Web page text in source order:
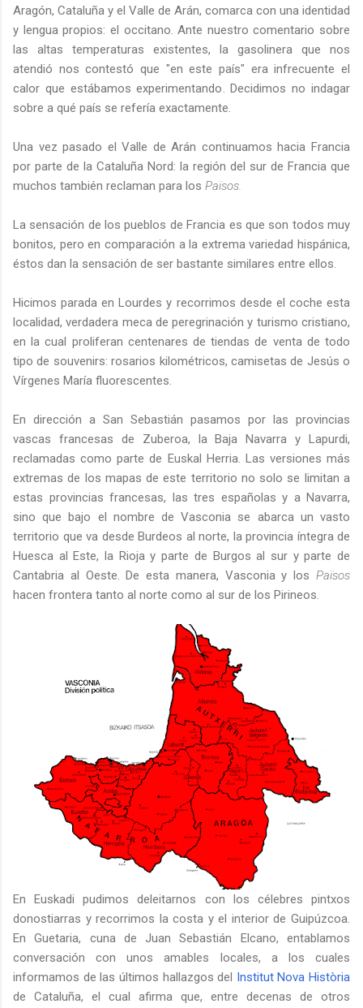
Aragón, Cataluña y el Valle de Arán, comarca con una identidad
y lengua propios: el occitano. Ante nuestro comentario sobre
las altas temperaturas existentes, la gasolinera que nos
atendió nos contestó que "en este país" era infrecuente el
calor que estábamos experimentando. Decidimos no indagar
sobre a qué país se refería exactamente.
Una vez pasado el Valle de Arán continuamos hacia Francia
por parte de la Cataluña Nord: la región del sur de Francia que
muchos también reclaman para los Països.
La sensación de los pueblos de Francia es que son todos muy
bonitos, pero en comparación a la extrema variedad hispánica,
éstos dan la sensación de ser bastante similares entre ellos.
Hicimos parada en Lourdes y recorrimos desde el coche esta
localidad, verdadera meca de peregrinación y turismo cristiano,
en la cual proliferan centenares de tiendas de venta de todo
tipo de souvenirs: rosarios kilométricos, camisetas de Jesús o
Vírgenes María fluorescentes.
En dirección a San Sebastián pasamos por las provincias
vascas francesas de Zuberoa, la Baja Navarra y Lapurdi,
reclamadas como parte de Euskal Herria. Las versiones más
extremas de los mapas de este territorio no solo se limitan a
estas provincias francesas, las tres españolas y a Navarra,
sino que bajo el nombre de Vasconia se abarca un vasto
territorio que va desde Burdeos al norte, la provincia íntegra de
Huesca al Este, la Rioja y parte de Burgos al sur y parte de
Cantabria al Oeste. De esta manera, Vasconia y los Països
hacen frontera tanto al norte como al sur de los Pirineos.
En Euskadi pudimos deleitarnos con los célebres pintxos
donostiarras y recorrimos la costa y el interior de Guipúzcoa.
En Guetaria, cuna de Juan Sebastián Elcano, entablamos
conversación con unos amables locales, a los cuales
informamos de las últimos hallazgos del Institut Nova Història
de Cataluña, el cual afirma que, entre decenas de otros